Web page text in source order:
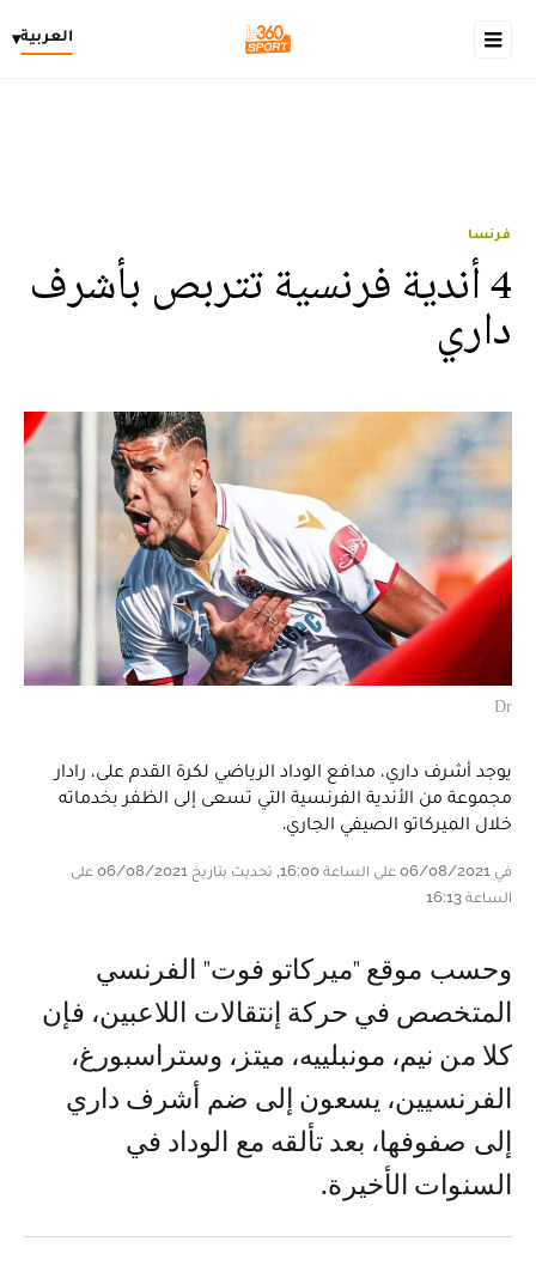
العربية▾
فرنسا
4 أندية فرنسية تتربص بأشرف
داري
Dr
يوجد أشرف داري، مدافع الوداد الرياضي لكرة القدم على، رادار
مجموعة من الأندية الفرنسية التي تسعى إلى الظفر بخدماته
خلال الميركاتو الصيفي الجاري.
في 06/08/2021 على الساعة 16:00, تحديث بتاريخ 06/08/2021 على
الساعة 16:13
وحسب موقع "ميركاتو فوت" الفرنسي
المتخصص في حركة إنتقالات اللاعبين، فإن
كلا من نيم، مونبلييه، ميتز، وستراسبورغ،
الفرنسيين، يسعون إلى ضم أشرف داري
إلى صفوفها، بعد تألقه مع الوداد في
السنوات الأخيرة.